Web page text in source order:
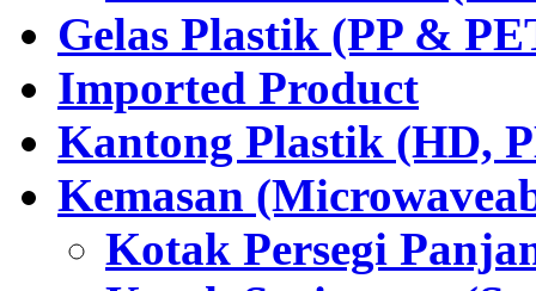
Gelas Plastik (PP &
Imported Product
Kantong Plastik (HD,
Kemasan
Kotak Persegi